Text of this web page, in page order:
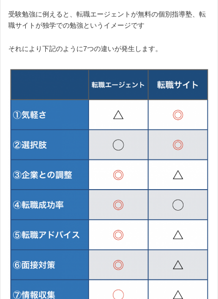
受験勉強に例えると、転職エージェントが無料の個別指導塾、転
職サイトが独学での勉強というイメージです
それにより下記のように7つの違いが発生します。